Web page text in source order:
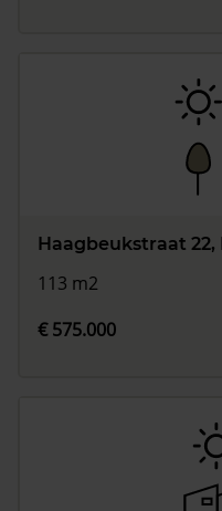
Haagbeukstraat 22,
113 m2
€ 575.000